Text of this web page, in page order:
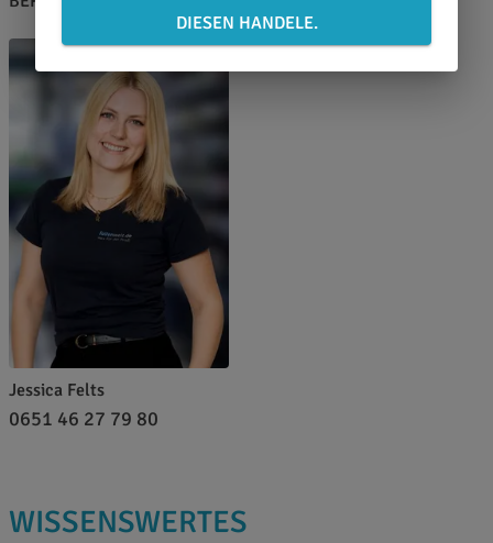
Jessica Felts
0651 46 27 79 80
WISSENSWERTES
DIESEN HANDELE.